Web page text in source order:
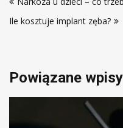
wpisu
Ile kosztuje implant zęba?
Powiązane wpisy